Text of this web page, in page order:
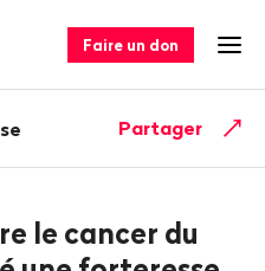
Faire un don
Partager
le cancer du